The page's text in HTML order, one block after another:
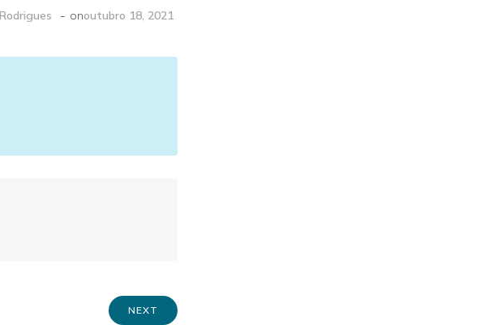
- onoutubro 18, 2021
NEXT